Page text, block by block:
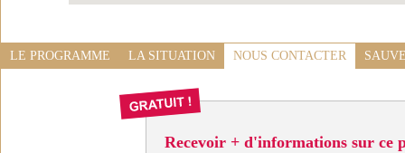
LE PROGRAMME LA SITUATION NOUS CONTACTER
Recevoir + d'informations sur ce